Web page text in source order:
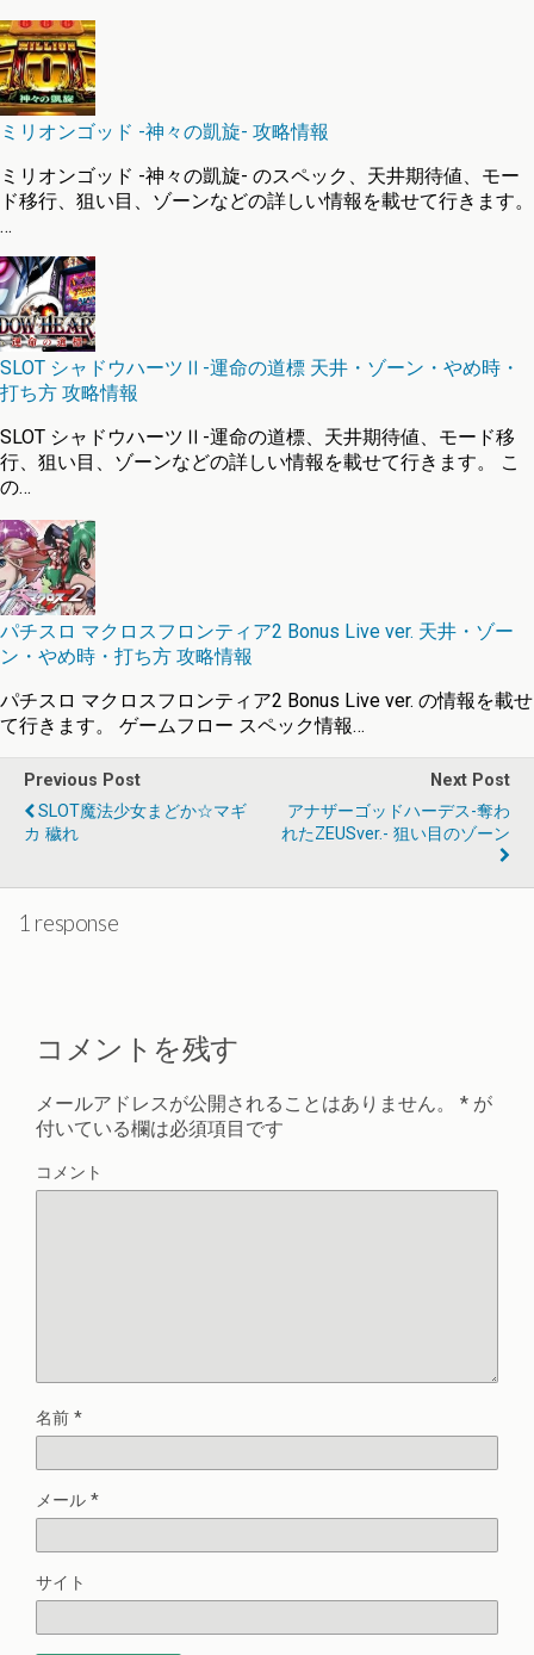
ミリオンゴッド -神々の凱旋- 攻略情報
ミリオンゴッド -神々の凱旋- のスペック、天井期待値、モー
ド移行、狙い目、ゾーンなどの詳しい情報を載せて行きます。
…
SLOT シャドウハーツⅡ-運命の道標 天井・ゾーン・やめ時・
打ち方 攻略情報
SLOT シャドウハーツⅡ-運命の道標、天井期待値、モード移
行、狙い目、ゾーンなどの詳しい情報を載せて行きます。 こ
の…
パチスロ マクロスフロンティア2 Bonus Live ver. 天井・ゾー
ン・やめ時・打ち方 攻略情報
パチスロ マクロスフロンティア2 Bonus Live ver. の情報を載せ
て行きます。 ゲームフロー スペック情報…
Previous Post
SLOT魔法少女まどか☆マギ
カ 穢れ
Next Post
アナザーゴッドハーデス-奪わ
れたZEUSver.- 狙い目のゾーン
1 response
コメントを残す
メールアドレスが公開されることはありません。 * が
付いている欄は必須項目です
コメント
名前 *
メール *
サイト